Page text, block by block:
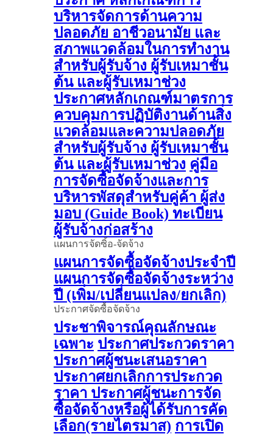
บริหารจัดการด้านความ
ปลอดภัย อาชีวอนามัย และ
สภาพแวดล้อมในการทำงาน
สำหรับผู้รับจ้าง ผู้รับเหมาชั้น
ต้น และผู้รับเหมาช่วง
ประกาศหลักเกณฑ์มาตรการ
ควบคุมการปฏิบัติงานด้านสิ่ง
แวดล้อมและความปลอดภัย
สำหรับผู้รับจ้าง ผู้รับเหมาชั้น
ต้น และผู้รับเหมาช่วง คู่มือ
การจัดซื้อจัดจ้างและการ
บริหารพัสดุสำหรับคู่ค้า ผู้ส่ง
มอบ (Guide Book) ทะเบียน
ผู้รับจ้างก่อสร้าง
แผนการจัดซิ้อ-จัดจ้าง
แผนการจัดซื้อจัดจ้างประจำปี
แผนการจัดซื้อจัดจ้างระหว่าง
ปี (เพิ่ม/เปลี่ยนแปลง/ยกเลิก)
ประกาศจัดซื้อจัดจ้าง
ประชาพิจารณ์คุณลักษณะ
เฉพาะ ประกาศประกวดราคา
ประกาศผู้ชนะเสนอราคา
ประกาศยกเลิกการประกวด
ราคา ประกาศผู้ชนะการจัด
ซื้อจัดจ้างหรือผู้ได้รับการคัด
เลือก(รายไตรมาส) การเปิด